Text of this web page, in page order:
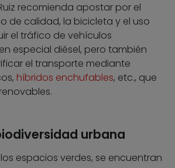
recomienda apostar por el
de calidad, la bicicleta y el uso
el tráfico de vehículos
especial diésel, pero también
el transporte mediante
híbridos enchufables, etc., que
urbana
espacios verdes, se encuentran